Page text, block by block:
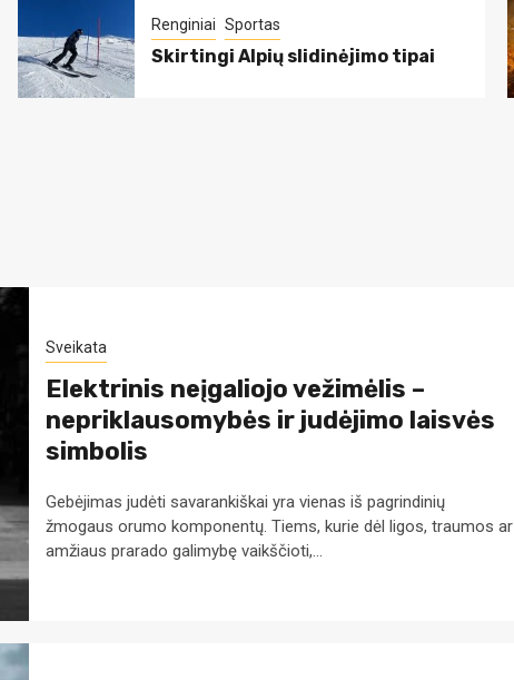
Renginiai Sportas
Skirtingi Alpių slidinėjimo tipai
Sveikata
Elektrinis neįgaliojo vežimėlis –
nepriklausomybės ir judėjimo laisvės
simbolis
Gebėjimas judėti savarankiškai yra vienas iš pagrindinių
žmogaus orumo komponentų. Tiems, kurie dėl ligos, traumos ar
amžiaus prarado galimybę vaikščioti,...